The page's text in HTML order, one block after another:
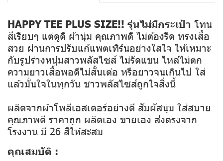
HAPPY TEE PLUS SIZE!! รุ่นไม่มีกระเป๋า โทน
สีเรียบๆ แต่ดูดี ผ้านุ่ม คุณภาพดี ไม่ต้องรีด ทรงเสื้อ
สวย ผ่านการปรับแก้แพตเทิร์นอย่างใส่ใจ ให้เหมาะ
กับรูปร่างหนุ่มสาวพลัสไซส์ ไม่รัดแขน ไหล่ไม่ตก
ความยาวเสื้อพอดีไม่สั้นเต่อ หรือยาวจนเกินไป ใส่
แล้วมั่นใจในทุกวัน ชาวพลัสไซส์ถูกใจสิ่งนี้
ผลิตจากผ้าโพลีเอสเตอร์อย่างดี สัมผัสนุ่ม ใส่สบาย
คุณภาพดี ราคาถูก ผลิตเอง ขายเอง ส่งตรงจาก
โรงงาน มี 26 สีให้สะสม
คุณสมบัติ :